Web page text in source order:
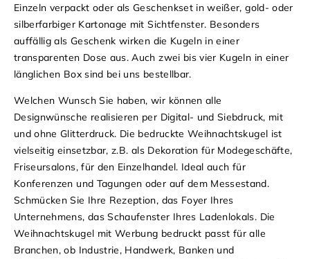
Einzeln verpackt oder als Geschenkset in weißer, gold- oder
silberfarbiger Kartonage mit Sichtfenster. Besonders
auffällig als Geschenk wirken die Kugeln in einer
transparenten Dose aus. Auch zwei bis vier Kugeln in einer
länglichen Box sind bei uns bestellbar.
Welchen Wunsch Sie haben, wir können alle
Designwünsche realisieren per Digital- und Siebdruck, mit
und ohne Glitterdruck. Die bedruckte Weihnachtskugel ist
vielseitig einsetzbar, z.B. als Dekoration für Modegeschäfte,
Friseursalons, für den Einzelhandel. Ideal auch für
Konferenzen und Tagungen oder auf dem Messestand.
Schmücken Sie Ihre Rezeption, das Foyer Ihres
Unternehmens, das Schaufenster Ihres Ladenlokals. Die
Weihnachtskugel mit Werbung bedruckt passt für alle
Branchen, ob Industrie, Handwerk, Banken und